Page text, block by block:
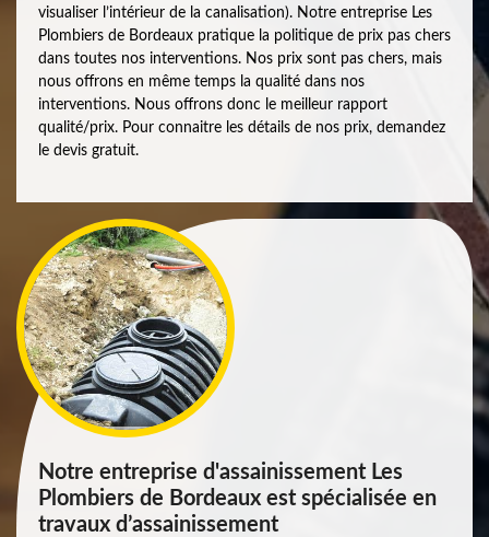
visualiser l’intérieur de la canalisation). Notre entreprise Les
Plombiers de Bordeaux pratique la politique de prix pas chers
dans toutes nos interventions. Nos prix sont pas chers, mais
nous offrons en même temps la qualité dans nos
interventions. Nous offrons donc le meilleur rapport
qualité/prix. Pour connaitre les détails de nos prix, demandez
le devis gratuit.
Notre entreprise d'assainissement Les
Plombiers de Bordeaux est spécialisée en
travaux d’assainissement